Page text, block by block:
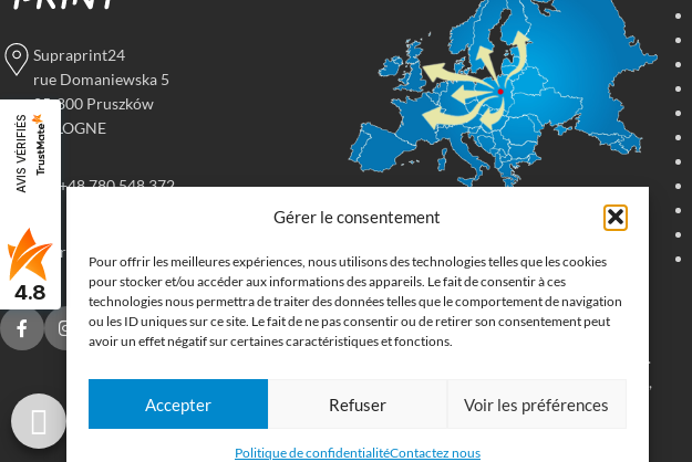
Gérer le consentement
Pour offrir les meilleures expériences, nous utilisons des technologies telles que les cookies
pour stocker et/ou accéder aux informations des appareils. Le fait de consentir à ces
technologies nous permettra de traiter des données telles que le comportement de navigation
ou les ID uniques sur ce site. Le fait de ne pas consentir ou de retirer son consentement peut
avoir un effet négatif sur certaines caractéristiques et fonctions.
Accepter Refuser Voir les préférences
Politique de confidentialitéContactez nous
Supraprint24
rue Domaniewska 5
05-800 Pruszków
POLOGNE
tel: +48 780 548 372
imprimerie@supraprint24.fr
Imprimerie numérique
grand format
Commandez en ligne l'impression de
supports publicitaires pour votre entreprise.
Nous imprimons : bâche, tissu, film adhésive,
drapeau, oriflamme, affiche, étiquettes et
Belgique, aux Pays-Bas et au Luxembourg et
AVIS VÉRIFIÉS
4.8